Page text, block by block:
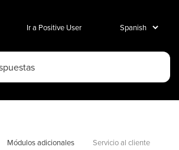
Ir a Positive User
Módulos adicionales Servicio al cliente